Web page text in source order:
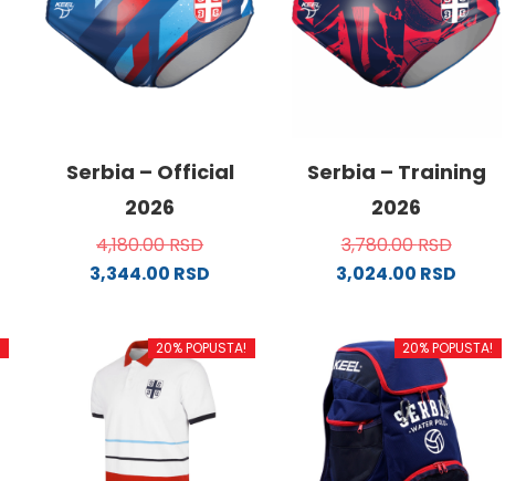
Serbia – Official
2026
4,180.00RSD
3,344.00 RSD
ima
više
varijanti.
Opcije
mogu
Serbia – Training
2026
3,780.00RSD
3,024.00 RSD
ima
više
varijanti.
Opcije
mogu
20% POPUSTA! 20% POPUSTA!